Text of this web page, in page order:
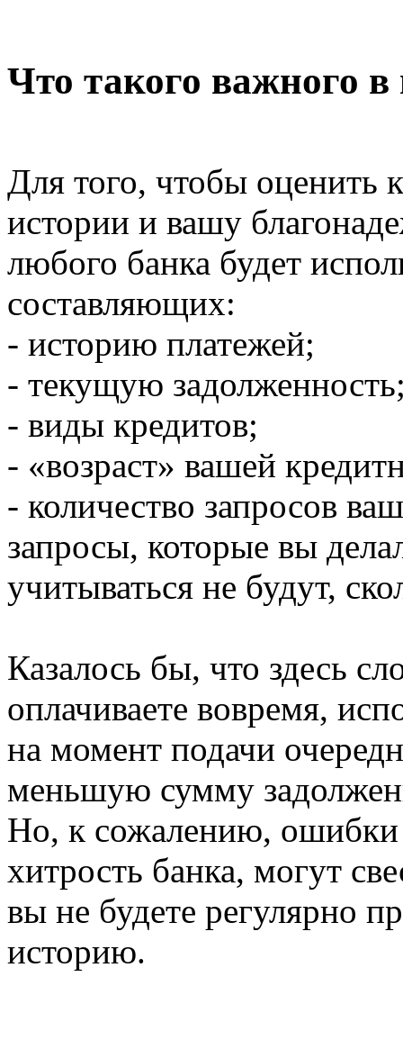
Что такого важного
Для того, чтобы оценить
истории и вашу
любого банка будет
составляющих:
- историю платежей;
- текущую
- виды кредитов;
- «возраст» вашей
- количество запросов
запросы, которые вы
учитываться не будут,
Казалось бы, что здесь
оплачиваете вовремя,
на момент подачи
меньшую сумму
Но, к сожалению, ошибки
хитрость банка, могут
вы не будете регулярно
историю.